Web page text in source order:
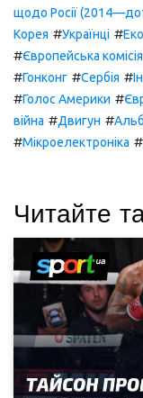
щодо Росії
Корея #Українці #
#Європейська комісія
#Гонконг #Сербія #
#Голос Америки #
війна #Двигун #
#Мікроелектроніка #
Читайте